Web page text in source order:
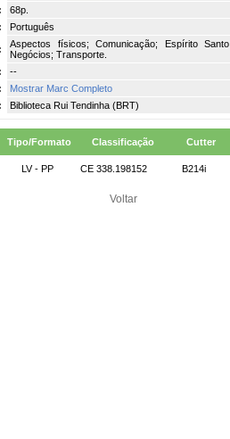
68p.
Português
Aspectos físicos; Comunicação; Espírito
Negócios; Transporte.
--
Mostrar Marc Completo
Biblioteca Rui Tendinha (BRT)
Tipo/Formato Classificação Cutter
LV - PP CE 338.198152 B214i
Voltar